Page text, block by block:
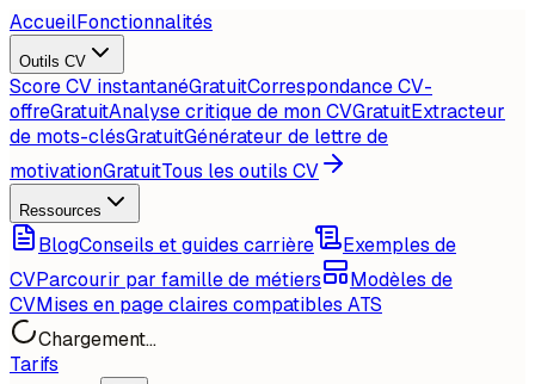
AccueilFonctionnalités
Outils CV
Score CV instantanéGratuitCorrespondance CV-
offreGratuitAnalyse critique de mon CVGratuitExtracteur
de mots-clésGratuitGénérateur de lettre de
motivationGratuitTous les outils CV
Ressources
BlogConseils et guides carrière
Exemples de
CVParcourir par famille de métiers
Modèles de
CVMises en page claires compatibles ATS
Chargement...
Tarifs